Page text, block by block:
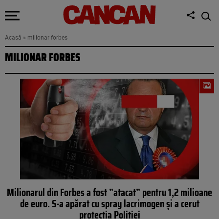
Acasă » milionar forbes
MILIONAR FORBES
Milionarul din Forbes a fost ”atacat” pentru 1,2 milioane
de euro. S-a apărat cu spray lacrimogen și a cerut
protecția Poliției